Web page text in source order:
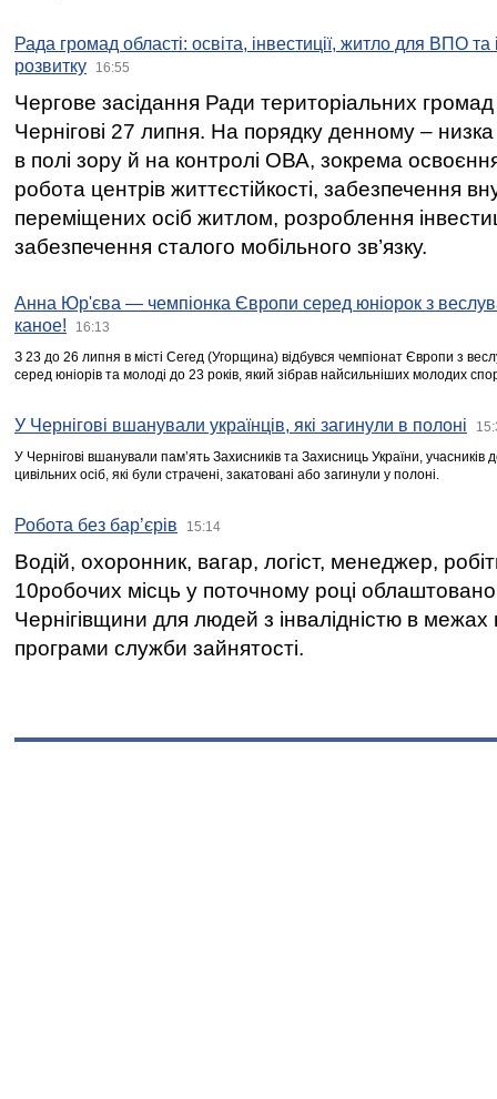
Рада громад області: освіта, інвестиції, житло для ВПО
розвитку
16:55
Чергове засідання Ради територіальних громад
Чернігові 27 липня. На порядку денному –
в полі зору й на контролі ОВА, зокрема освоєння
робота центрів життєстійкості, забезпечення
переміщених осіб житлом, розроблення
забезпечення сталого мобільного зв’язку.
Анна Юр'єва — чемпіонка Європи серед юніорок з
каное!
16:13
З 23 до 26 липня в місті Сегед (Угорщина) відбувся чемпіонат Європи з
серед юніорів та молоді до 23 років, який зібрав найсильніших молодих
У Чернігові вшанували українців, які загинули в полоні
У Чернігові вшанували пам’ять Захисників та Захисниць України,
цивільних осіб, які були страчені, закатовані або загинули у полоні.
Робота без бар’єрів 15:14
Водій, охоронник, вагар, логіст, менеджер,
10робочих місць у поточному році
Чернігівщини для людей з інвалідністю в межах
програми служби зайнятості.